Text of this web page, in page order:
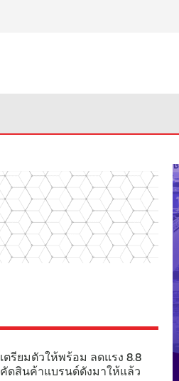
เตรียมตัวให้พร้อม ลดแรง 8.8
คัดสินค้าแบรนด์ดังมาให้แล้ว